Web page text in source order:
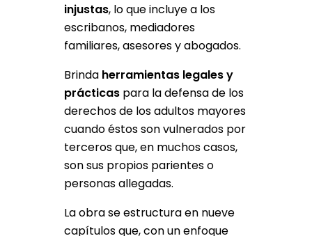
injustas, lo que incluye a los
escribanos, mediadores
familiares, asesores y abogados.
Brinda herramientas legales y
prácticaspara la defensa de los
derechos de los adultos mayores
cuando éstos son vulnerados por
terceros que, en muchos casos,
son sus propios parientes o
personas allegadas.
La obra se estructura en nueve
capítulos que, con un enfoque